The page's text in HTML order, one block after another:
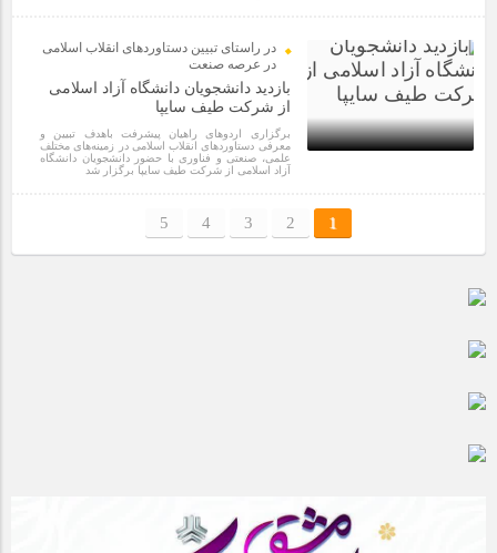
در راستای تبیین دستاوردهای انقلاب اسلامی
در عرصه صنعت
بازدید دانشجویان دانشگاه آزاد اسلامی
از شرکت طیف سایپا
برگزاری اردوهای راهیان پیشرفت باهدف تبیین و
معرفی دستاوردهای انقلاب اسلامی در زمینه‌های مختلف
علمی، صنعتی و فناوری با حضور دانشجویان دانشگاه
آزاد اسلامی از شرکت طیف سایپا برگزار شد
1
2
3
4
5